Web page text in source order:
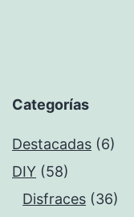
Categorías
Destacadas (6)
DIY (58)
Disfraces (36)